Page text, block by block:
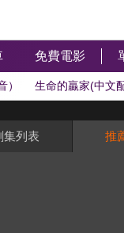
免費電影
） 生命的贏家(中文
集列表 推